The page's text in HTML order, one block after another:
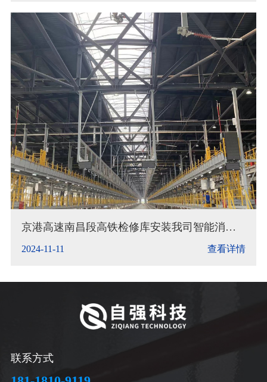
京港高速南昌段高铁检修库安装我司智能消防
2024-11-11 查看详情
联系方式